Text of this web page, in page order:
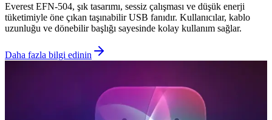
Everest EFN-504, şık tasarımı, sessiz çalışması ve düşük enerji
tüketimiyle öne çıkan taşınabilir USB fanıdır. Kullanıcılar, kablo
uzunluğu ve dönebilir başlığı sayesinde kolay kullanım sağlar.
Daha fazla bilgi edinin